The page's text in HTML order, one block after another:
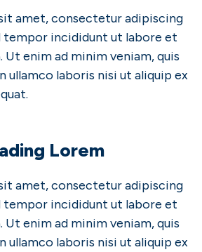
amet, consectetur adipiscing
tempor incididunt ut labore et
Ut enim ad minim veniam, quis
ullamco laboris nisi ut aliquip ex
Lorem
amet, consectetur adipiscing
tempor incididunt ut labore et
Ut enim ad minim veniam, quis
ullamco laboris nisi ut aliquip ex